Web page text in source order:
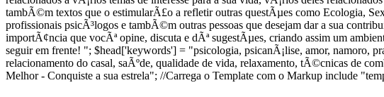
tambÃ©m textos que o estimularÃ£o a refletir outras questÃµes como Ecologia,
profissionais psicÃ³logos e tambÃ©m outras pessoas que desejam dar a sua
importÃ¢ncia que vocÃª opine, discuta e dÃª sugestÃµes, criando assim um
seguir em frente! "; $head['keywords'] = "psicologia, psicanÃ¡lise, amor, namoro,
relacionamento do casal, saÃºde, qualidade de vida, relaxamento, tÃ©cnicas de
Melhor - Conquiste a sua estrela"; //Carrega o Template com o Markup include